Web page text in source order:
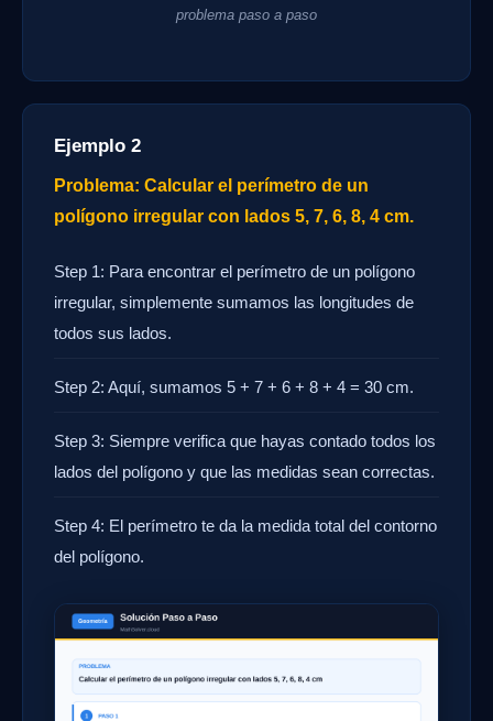
problema paso a paso
Ejemplo 2
Problema: Calcular el perímetro de un
polígono irregular con lados 5, 7, 6, 8, 4 cm.
Step 1: Para encontrar el perímetro de un polígono
irregular, simplemente sumamos las longitudes de
todos sus lados.
Step 2: Aquí, sumamos 5 + 7 + 6 + 8 + 4 = 30 cm.
Step 3: Siempre verifica que hayas contado todos los
lados del polígono y que las medidas sean correctas.
Step 4: El perímetro te da la medida total del contorno
del polígono.